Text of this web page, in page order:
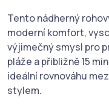
Tento nádherný
moderní komfort,
výjimečný smysl pro
pláže a přibližně 15
ideální rovnováhu
stylem.